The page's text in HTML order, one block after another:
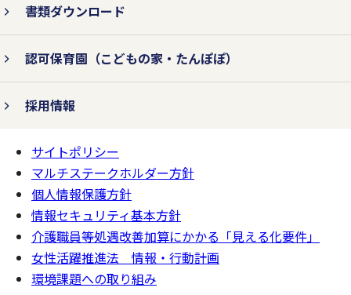
書類ダウンロード
認可保育園 （こどもの家・たんぽぽ）
採用情報
ページの
一番上へ
サイトポリシー
マルチステークホルダー方針
個人情報保護方針
情報セキュリティ基本方針
介護職員等処遇改善加算にかかる「見える化要件」
女性活躍推進法 情報・行動計画
環境課題への取り組み